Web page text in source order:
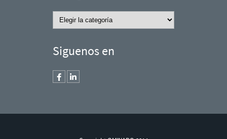
Categorías
Siguenos en